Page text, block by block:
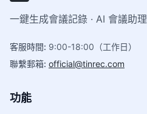
一鍵生成會議記錄 · AI 會議助理
客服時間: 9:00-18:00（工作日）
聯繫郵箱: official@tinrec.com
功能